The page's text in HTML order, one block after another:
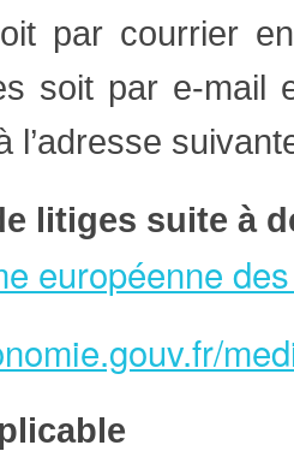
par courrier
soit par e-mail
l’adresse
litiges suite à
européenne